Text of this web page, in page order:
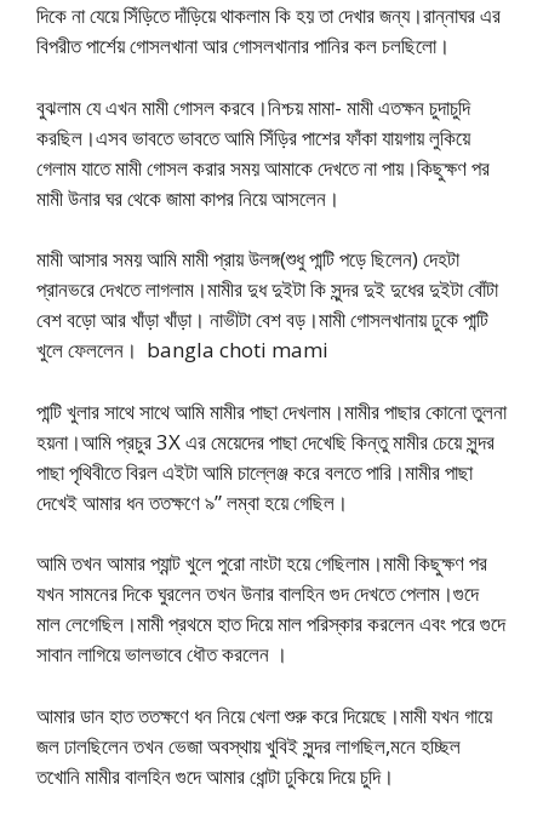
দিকে না যেয়ে সিঁড়িতে দাঁড়িয়ে থাকলাম কি হয় তা দেখার জন্য।রান্নাঘর এর
বিপরীত পার্শেয় গোসলখানা আর গোসলখানার পানির কল চলছিলো।
বুঝলাম যে এখন মামী গোসল করবে।নিশ্চয় মামা- মামী এতক্ষন চুদাচুদি
করছিল।এসব ভাবতে ভাবতে আমি সিঁড়ির পাশের ফাঁকা যায়গায় লুকিয়ে
গেলাম যাতে মামী গোসল করার সময় আমাকে দেখতে না পায়।কিছুক্ষণ পর
মামী উনার ঘর থেকে জামা কাপর নিয়ে আসলেন।
মামী আসার সময় আমি মামী প্রায় উলঙ্গ(শুধু পান্টি পড়ে ছিলেন) দেহটা
প্রানভরে দেখতে লাগলাম।মামীর দুধ দুইটা কি সুন্দর দুই দুধের দুইটা বোঁটা
বেশ বড়ো আর খাঁড়া খাঁড়া। নাভীটা বেশ বড়।মামী গোসলখানায় ঢুকে পান্টি
খুলে ফেললেন। bangla choti mami
পান্টি খুলার সাথে সাথে আমি মামীর পাছা দেখলাম।মামীর পাছার কোনো তুলনা
হয়না।আমি প্রচুর 3X এর মেয়েদের পাছা দেখেছি কিন্তু মামীর চেয়ে সুন্দর
পাছা পৃথিবীতে বিরল এইটা আমি চাল্লেঞ্জ করে বলতে পারি।মামীর পাছা
দেখেই আমার ধন ততক্ষণে ৯” লম্বা হয়ে গেছিল।
আমি তখন আমার প্যান্ট খুলে পুরো নাংটা হয়ে গেছিলাম।মামী কিছুক্ষণ পর
যখন সামনের দিকে ঘুরলেন তখন উনার বালহিন গুদ দেখতে পেলাম।গুদে
মাল লেগেছিল।মামী প্রথমে হাত দিয়ে মাল পরিস্কার করলেন এবং পরে গুদে
সাবান লাগিয়ে ভালভাবে ধৌত করলেন ।
আমার ডান হাত ততক্ষণে ধন নিয়ে খেলা শুরু করে দিয়েছে।মামী যখন গায়ে
জল ঢালছিলেন তখন ভেজা অবস্থায় খুবিই সুন্দর লাগছিল,মনে হচ্ছিল
তখোনি মামীর বালহিন গুদে আমার ধোন্টা ঢুকিয়ে দিয়ে চুদি।